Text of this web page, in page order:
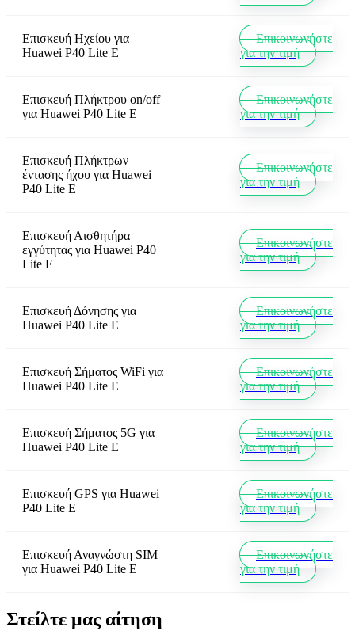
Επισκευή Ηχείου για
Huawei P40 Lite E
Επικοινωνήστε
για την τιμή
Επισκευή Πλήκτρου on/off
για Huawei P40 Lite E
Επικοινωνήστε
για την τιμή
Επισκευή Πλήκτρων
έντασης ήχου για Huawei
P40 Lite E
Επικοινωνήστε
για την τιμή
Επισκευή Αισθητήρα
εγγύτητας για Huawei P40
Lite E
Επικοινωνήστε
για την τιμή
Επισκευή Δόνησης για
Huawei P40 Lite E
Επικοινωνήστε
για την τιμή
Επισκευή Σήματος WiFi για
Huawei P40 Lite E
Επικοινωνήστε
για την τιμή
Επισκευή Σήματος 5G για
Huawei P40 Lite E
Επικοινωνήστε
για την τιμή
Επισκευή GPS για Huawei
P40 Lite E
Επικοινωνήστε
για την τιμή
Επισκευή Αναγνώστη SIM
για Huawei P40 Lite E
Επικοινωνήστε
για την τιμή
Στείλτε μας αίτηση